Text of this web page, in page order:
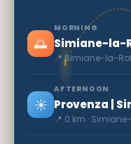
🌅
MORNING
📍 Simiane-la-
☀️
AFTERNOON
Provenza |
📍 0 km ·